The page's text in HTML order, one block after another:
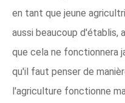
en tant que jeune
aussi beaucoup d'établis,
que cela ne fonctionnera
qu'il faut penser de
l'agriculture fonctionne